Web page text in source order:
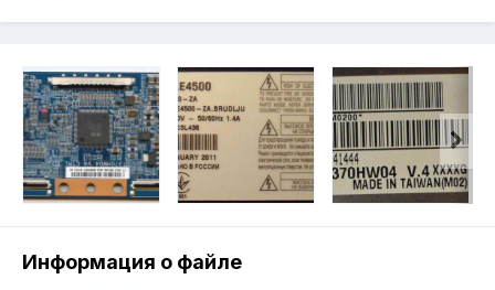
Информация о файле